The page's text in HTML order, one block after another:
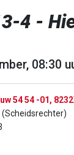
4 -
08:30
54 54 -01,